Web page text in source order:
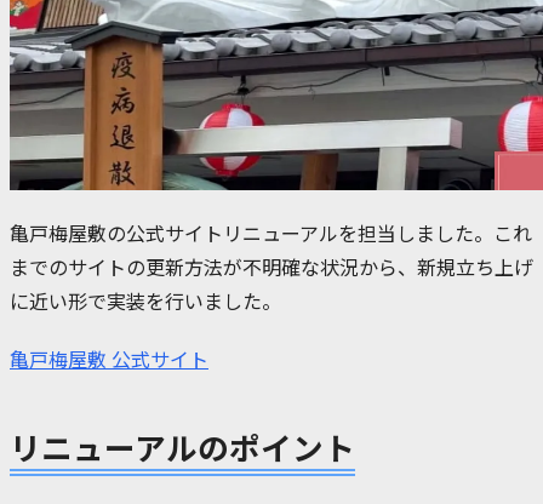
亀戸梅屋敷の公式サイトリニューアルを担当しました。これ
までのサイトの更新方法が不明確な状況から、新規立ち上げ
に近い形で実装を行いました。
亀戸梅屋敷 公式サイト
リニューアルのポイント